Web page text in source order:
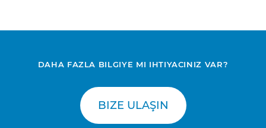
DAHA FAZLA BILGIYE MI IHTIYACINIZ VAR?
BIZE ULAŞIN